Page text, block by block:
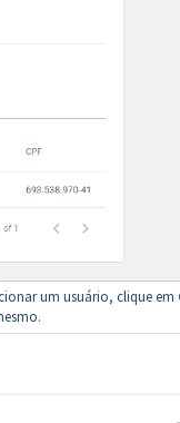
um usuário, clique em